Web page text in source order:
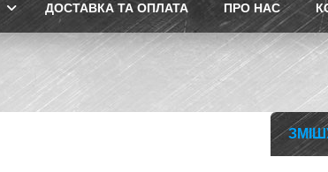
ДОСТАВКА ТА ОПЛАТА ПРО НАС